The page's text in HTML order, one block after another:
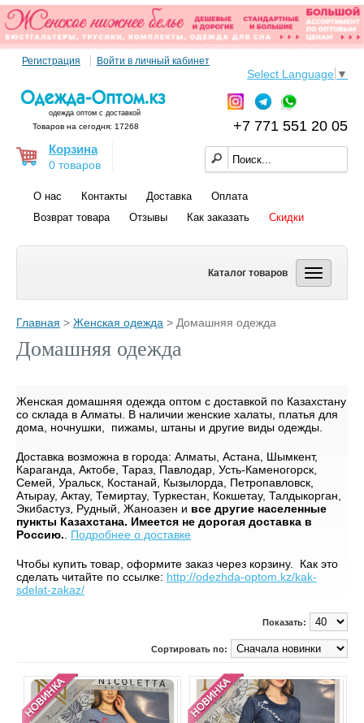
Регистрация Войти в личный кабинет
Select Language ▼
одежда оптом с доставкой
+7 771 551 20 05
Товаров на сегодня: 17268
Корзина
0 товаров
О нас Контакты Доставка
Оплата
Возврат товара
Отзывы Как заказать Скидки
Каталог товаров
Главная > Женская одежда > Домашняя одежда
Домашняя одежда
Женская домашняя одежда оптом с доставкой по Казахстану
со склада в Алматы. В наличии женские халаты, платья для
дома, ночнушки, пижамы, штаны и другие виды одежды.
Доставка возможна в города: Алматы, Астана, Шымкент,
Караганда, Актобе, Тараз, Павлодар, Усть-Каменогорск,
Семей, Уральск, Костанай, Кызылорда, Петропавловск,
Атырау, Актау, Темиртау, Туркестан, Кокшетау, Талдыкорган,
Экибастуз, Рудный, Жаноазен и все другие населенные
пункты Казахстана. Имеется не дорогая доставка в
Россию.
Подробнее о доставке
Чтобы купить товар, оформите заказ через корзину. Как это
сделать читайте по ссылке: http://odezhda-optom.kz/kak-
sdelat-zakaz/
Показать:
Сортировать по: